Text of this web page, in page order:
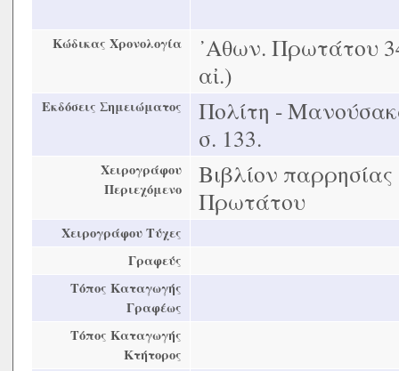
Κώδικας Χρονολογία
᾿Αθων. Πρωτάτου
αἰ.)
Εκδόσεις Σημειώματος
Πολίτη -
σ. 133.
Χειρογράφου
Περιεχόμενο
Βιβλίον
Πρωτάτου
Χειρογράφου Τύχες
Γραφεύς
Τόπος Καταγωγής
Γραφέως
Τόπος Καταγωγής
Κτήτορος